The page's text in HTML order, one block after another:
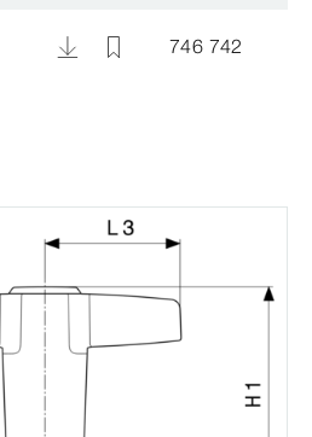
746 742